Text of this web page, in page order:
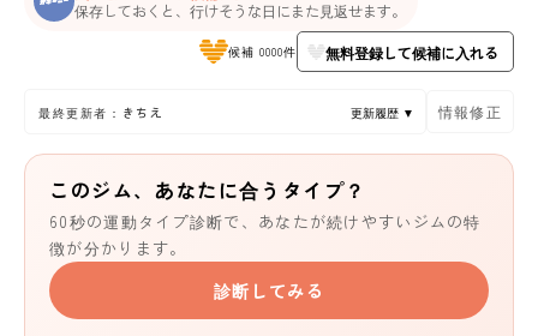
保存しておくと、行けそうな日にまた見返せます。
候補 0000件 無料登録して候補に入れる
最終更新者：きちえ 更新履歴 ▼ 情報修正
このジム、あなたに合うタイプ？
60秒の運動タイプ診断で、あなたが続けやすいジムの特
徴が分かります。
診断してみる